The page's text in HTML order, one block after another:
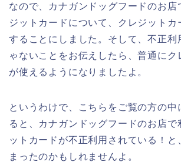
なので、カナガンドッグフードのお店
ジットカードについて、クレジットカ
することにしました。そして、不正利
ゃないことをお伝えしたら、普通にク
が使えるようになりましたよ。
というわけで、こちらをご覧の方の中
ると、カナガンドッグフードのお店で
ットカードが不正利用されている！と
まったのかもしれませんよ。